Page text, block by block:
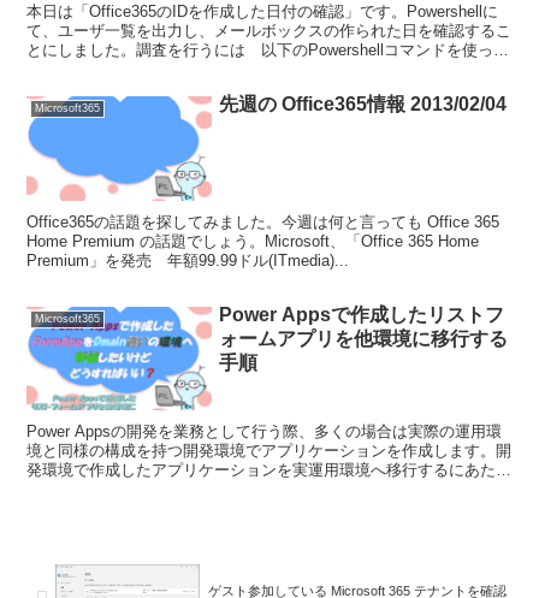
本日は「Office365のIDを作成した日付の確認」です。Powershellに
て、ユーザ一覧を出力し、メールボックスの作られた日を確認するこ
とにしました。調査を行うには 以下のPowershellコマンドを使って
Microsoft365 先週の Office365情報 2013/02/04
Office365の話題を探してみました。今週は何と言っても Office 365
Home Premium の話題でしょう。Microsoft、「Office 365 Home
Premium」を発売 年額99.99ドル(ITmedia)...
Microsoft365
Power Appsで作成したリストフ
ォームアプリを他環境に移行する
手順
Power Appsの開発を業務として行う際、多くの場合は実際の運用環
境と同様の構成を持つ開発環境でアプリケーションを作成します。開
発環境で作成したアプリケーションを実運用環境へ移行するにあた
ゲスト参加している Microsoft 365 テナントを確認